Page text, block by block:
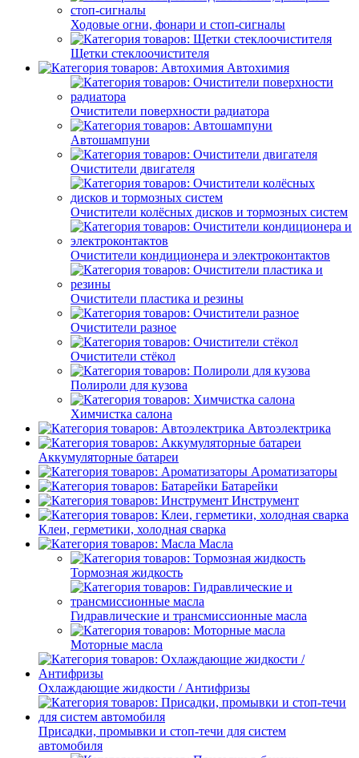
Ходовые огни, фонари и стоп-сигналы
Щетки стеклоочистителя
Автохимия
Очистители поверхности радиатора
Автошампуни
Очистители двигателя
Очистители колёсных дисков и тормозных систем
Очистители кондиционера и электроконтактов
Очистители пластика и резины
Очистители разное
Очистители стёкол
Полироли для кузова
Химчистка салона
Автоэлектрика
Аккумуляторные батареи
Ароматизаторы
Батарейки
Инструмент
Клеи, герметики, холодная сварка
Масла
Тормозная жидкость
Гидравлические и трансмиссионные масла
Моторные масла
Охлаждающие жидкости / Антифризы
Присадки, промывки и стоп-течи для систем
автомобиля